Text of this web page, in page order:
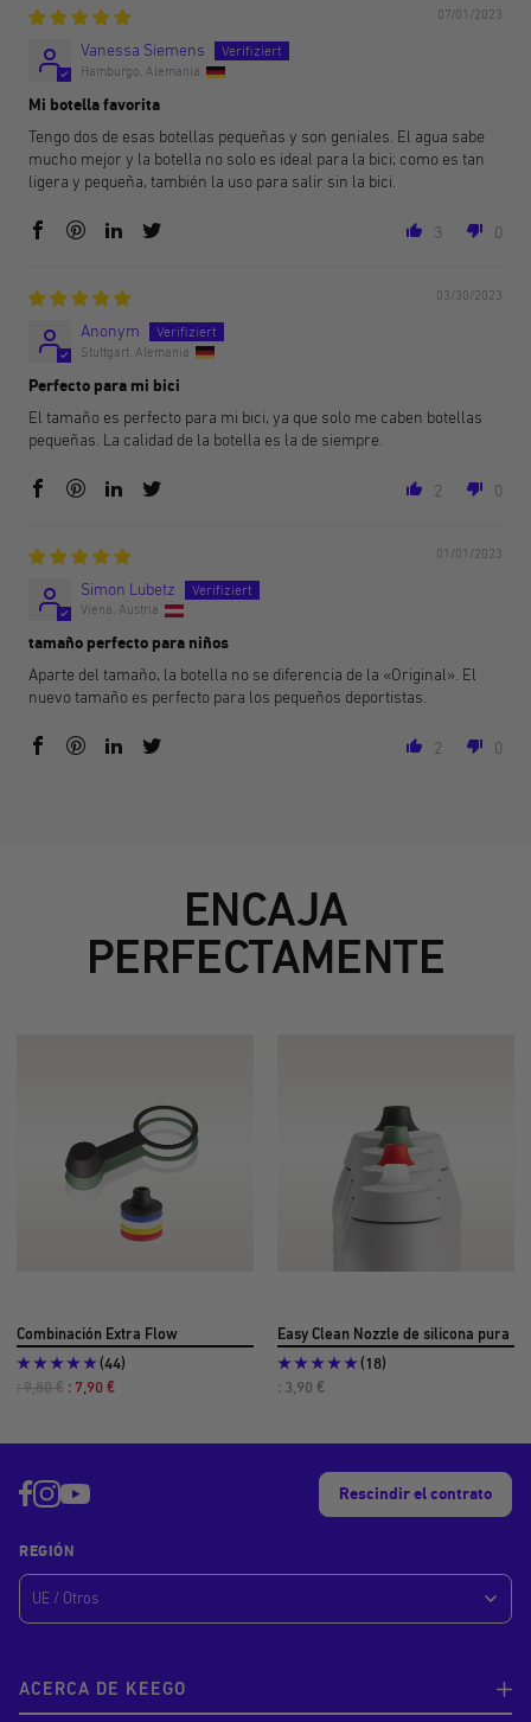
07/01/2023
Vanessa Siemens
Hamburgo, Alemania
Mi botella favorita
Tengo dos de esas botellas pequeñas y son geniales. El agua sabe
mucho mejor y la botella no solo es ideal para la bici; como es tan
ligera y pequeña, también la uso para salir sin la bici.
3 0
03/30/2023
Anonym
Stuttgart, Alemania
Perfecto para mi bici
El tamaño es perfecto para mi bici, ya que solo me caben botellas
pequeñas. La calidad de la botella es la de siempre.
2 0
01/01/2023
Simon Lubetz
Viena, Austria
tamaño perfecto para niños
Aparte del tamaño, la botella no se diferencia de la «Original». El
nuevo tamaño es perfecto para los pequeños deportistas.
2 0
ENCAJA
PERFECTAMENTE
Combinación Extra Flow
(44)
Precio
: 7,90 €
Precio
: 9,80 €
Easy Clean Nozzle de silicona pura
(18)
Precio
: 3,90 €
ACERCA DE KEEGO
Rescindir el contrato
REGIÓN